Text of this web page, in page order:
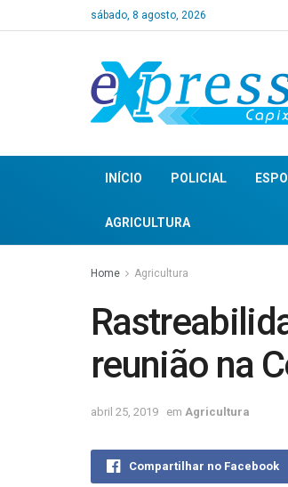
sábado, 8 agosto, 2026
INÍCIO POLICIAL
AGRICULTURA
Home Agricultura
reunião na
abril 25, 2019 em Agricultura
Compartilhar no Facebook